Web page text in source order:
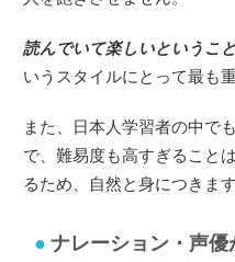
読んでいて楽しいということ
いうスタイルにとって最も
また、日本人学習者の中で
で、難易度も高すぎること
るため、自然と身につきます
ナレーション・声優